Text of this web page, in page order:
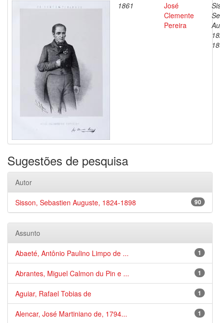
1861
José
Clemente
Pereira
Sugestões de pesquisa
Autor
90
Sisson, Sebastien Auguste, 1824-1898
Assunto
1
Abaeté, Antônio Paulino Limpo de ...
1
Abrantes, Miguel Calmon du Pin e ...
1
Aguiar, Rafael Tobias de
1
Alencar, José Martiniano de, 1794...